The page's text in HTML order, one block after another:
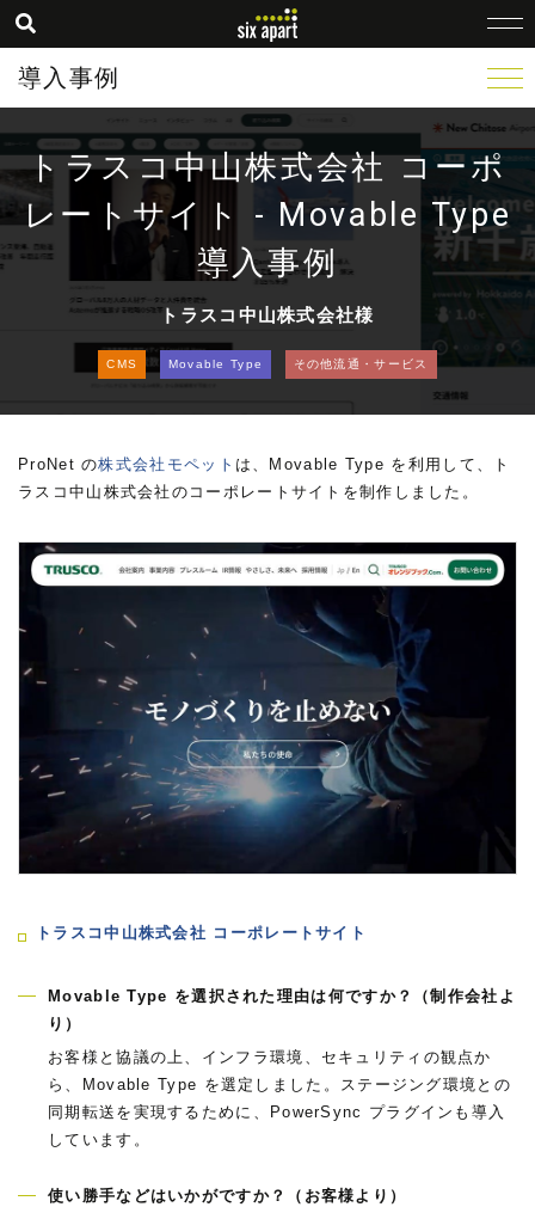
導入事例
トラスコ中山株式会社 コーポ
レートサイト - Movable Type
導入事例
トラスコ中山株式会社様
CMS Movable Type その他流通・サービス
ProNet の株式会社モペット は、Movable Type を利用して、ト
ラスコ中山株式会社のコーポレートサイトを制作しました。
トラスコ中山株式会社 コーポレートサイト
Movable Type を選択された理由は何ですか？（制作会社よ
り）
お客様と協議の上、インフラ環境、セキュリティの観点か
ら、Movable Type を選定しました。ステージング環境との
同期転送を実現するために、PowerSync プラグインも導入
しています。
使い勝手などはいかがですか？（お客様より）